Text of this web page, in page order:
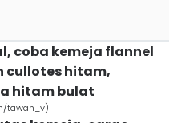
coba kemeja flannel
hitam,
hitam bulat
tawan_v)